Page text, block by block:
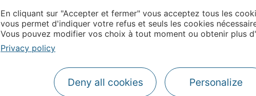
En cliquant sur "Accepter et fermer" vous acceptez tous les
vous permet d'indiquer votre refus et seuls les cookies
Vous pouvez modifier vos choix à tout moment ou obtenir plus
Privacy policy
Deny all cookies Personalize